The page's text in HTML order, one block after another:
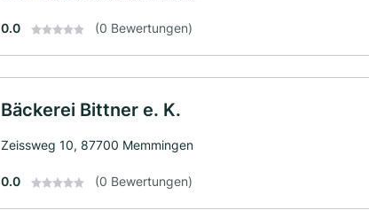
0.0 (0 Bewertungen)
Bäckerei Bittner e. K.
Zeissweg 10, 87700 Memmingen
0.0 (0 Bewertungen)